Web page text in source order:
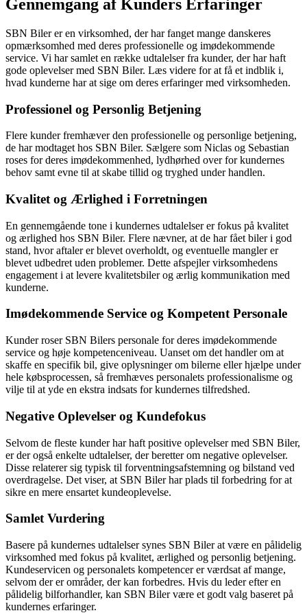
Gennemgang af Kunders Erfaringer
SBN Biler er en virksomhed, der har fanget mange danskeres
opmærksomhed med deres professionelle og imødekommende
service. Vi har samlet en række udtalelser fra kunder, der har haft
gode oplevelser med SBN Biler. Læs videre for at få et indblik i,
hvad kunderne har at sige om deres erfaringer med virksomheden.
Professionel og Personlig Betjening
Flere kunder fremhæver den professionelle og personlige betjening,
de har modtaget hos SBN Biler. Sælgere som Niclas og Sebastian
roses for deres imødekommenhed, lydhørhed over for kundernes
behov samt evne til at skabe tillid og tryghed under handlen.
Kvalitet og Ærlighed i Forretningen
En gennemgående tone i kundernes udtalelser er fokus på kvalitet
og ærlighed hos SBN Biler. Flere nævner, at de har fået biler i god
stand, hvor aftaler er blevet overholdt, og eventuelle mangler er
blevet udbedret uden problemer. Dette afspejler virksomhedens
engagement i at levere kvalitetsbiler og ærlig kommunikation med
kunderne.
Imødekommende Service og Kompetent Personale
Kunder roser SBN Bilers personale for deres imødekommende
service og høje kompetenceniveau. Uanset om det handler om at
skaffe en specifik bil, give oplysninger om bilerne eller hjælpe under
hele købsprocessen, så fremhæves personalets professionalisme og
vilje til at yde en ekstra indsats for kundernes tilfredshed.
Negative Oplevelser og Kundefokus
Selvom de fleste kunder har haft positive oplevelser med SBN Biler,
er der også enkelte udtalelser, der beretter om negative oplevelser.
Disse relaterer sig typisk til forventningsafstemning og bilstand ved
overdragelse. Det viser, at SBN Biler har plads til forbedring for at
sikre en mere ensartet kundeoplevelse.
Samlet Vurdering
Basere på kundernes udtalelser synes SBN Biler at være en pålidelig
virksomhed med fokus på kvalitet, ærlighed og personlig betjening.
Kundeservicen og personalets kompetencer er værdsat af mange,
selvom der er områder, der kan forbedres. Hvis du leder efter en
pålidelig bilforhandler, kan SBN Biler være et godt valg baseret på
kundernes erfaringer.